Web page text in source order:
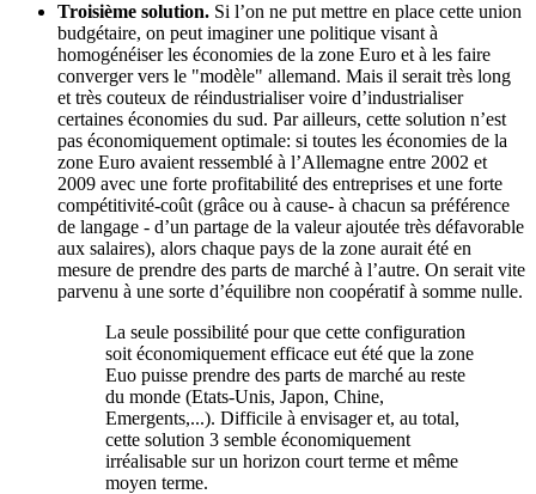
Troisième solution. Si l’on ne put mettre en place cette union
budgétaire, on peut imaginer une politique visant à
homogénéiser les économies de la zone Euro et à les faire
converger vers le "modèle" allemand. Mais il serait très long
et très couteux de réindustrialiser voire d’industrialiser
certaines économies du sud. Par ailleurs, cette solution n’est
pas économiquement optimale: si toutes les économies de la
zone Euro avaient ressemblé à l’Allemagne entre 2002 et
2009 avec une forte profitabilité des entreprises et une forte
compétitivité-coût (grâce ou à cause- à chacun sa préférence
de langage - d’un partage de la valeur ajoutée très défavorable
aux salaires), alors chaque pays de la zone aurait été en
mesure de prendre des parts de marché à l’autre. On serait vite
parvenu à une sorte d’équilibre non coopératif à somme nulle.
La seule possibilité pour que cette configuration
soit économiquement efficace eut été que la zone
Euo puisse prendre des parts de marché au reste
du monde (Etats-Unis, Japon, Chine,
Emergents,...). Difficile à envisager et, au total,
cette solution 3 semble économiquement
irréalisable sur un horizon court terme et même
moyen terme.